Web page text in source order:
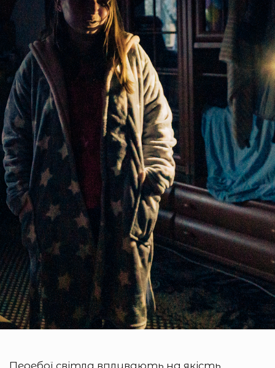
Перебої світла впливають на якість